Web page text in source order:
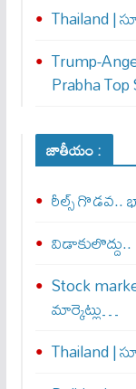
Thailand |
Trump-
Prabha
జాతీయం :
రీల్స్ గొడవ..
విడాకులొద్దు..
Stock
మార్కెట్లు…
Thailand |